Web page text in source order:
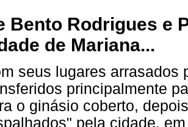
Bento Rodrigues e
de Mariana...
seus lugares arrasados
principalmente
o ginásio coberto,
pela cidade,